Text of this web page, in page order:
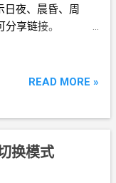
日夜、晨昏、周
享链接。
READ MORE »
换模式